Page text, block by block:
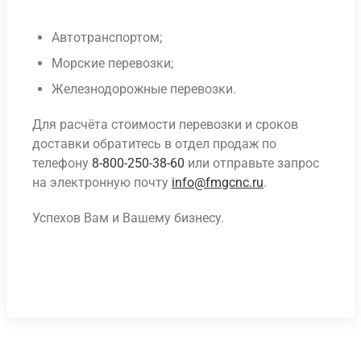
Автотранспортом;
Морские перевозки;
Железнодорожные перевозки.
Для расчёта стоимости перевозки и сроков
доставки обратитесь в отдел продаж по
телефону 8-800-250-38-60 или отправьте запрос
на электронную почту info@fmgcnc.ru.
Успехов Вам и Вашему бизнесу.